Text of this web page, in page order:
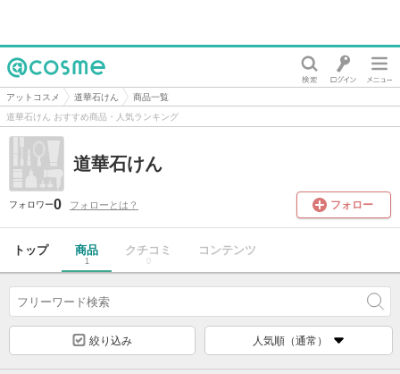
@cosme
アットコスメ 道華石けん
商品一覧
道華石けん おすすめ商品・人気ランキング
道華石けん
フォロワー0 フォローとは？ フォロー
トップ 商品
1
クチコミ
0
コンテンツ
絞り込み 人気順（通常）